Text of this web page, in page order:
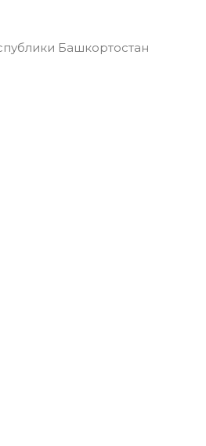
Башкортостан